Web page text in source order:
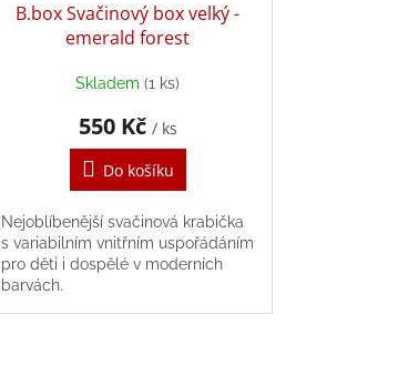
B.box Svačinový box velký -
emerald forest
Skladem(1 ks)
550 Kč / ks
Do košíku
Nejoblíbenější svačinová krabička
s variabilním vnitřním uspořádáním
pro děti i dospělé v moderních
barvách.